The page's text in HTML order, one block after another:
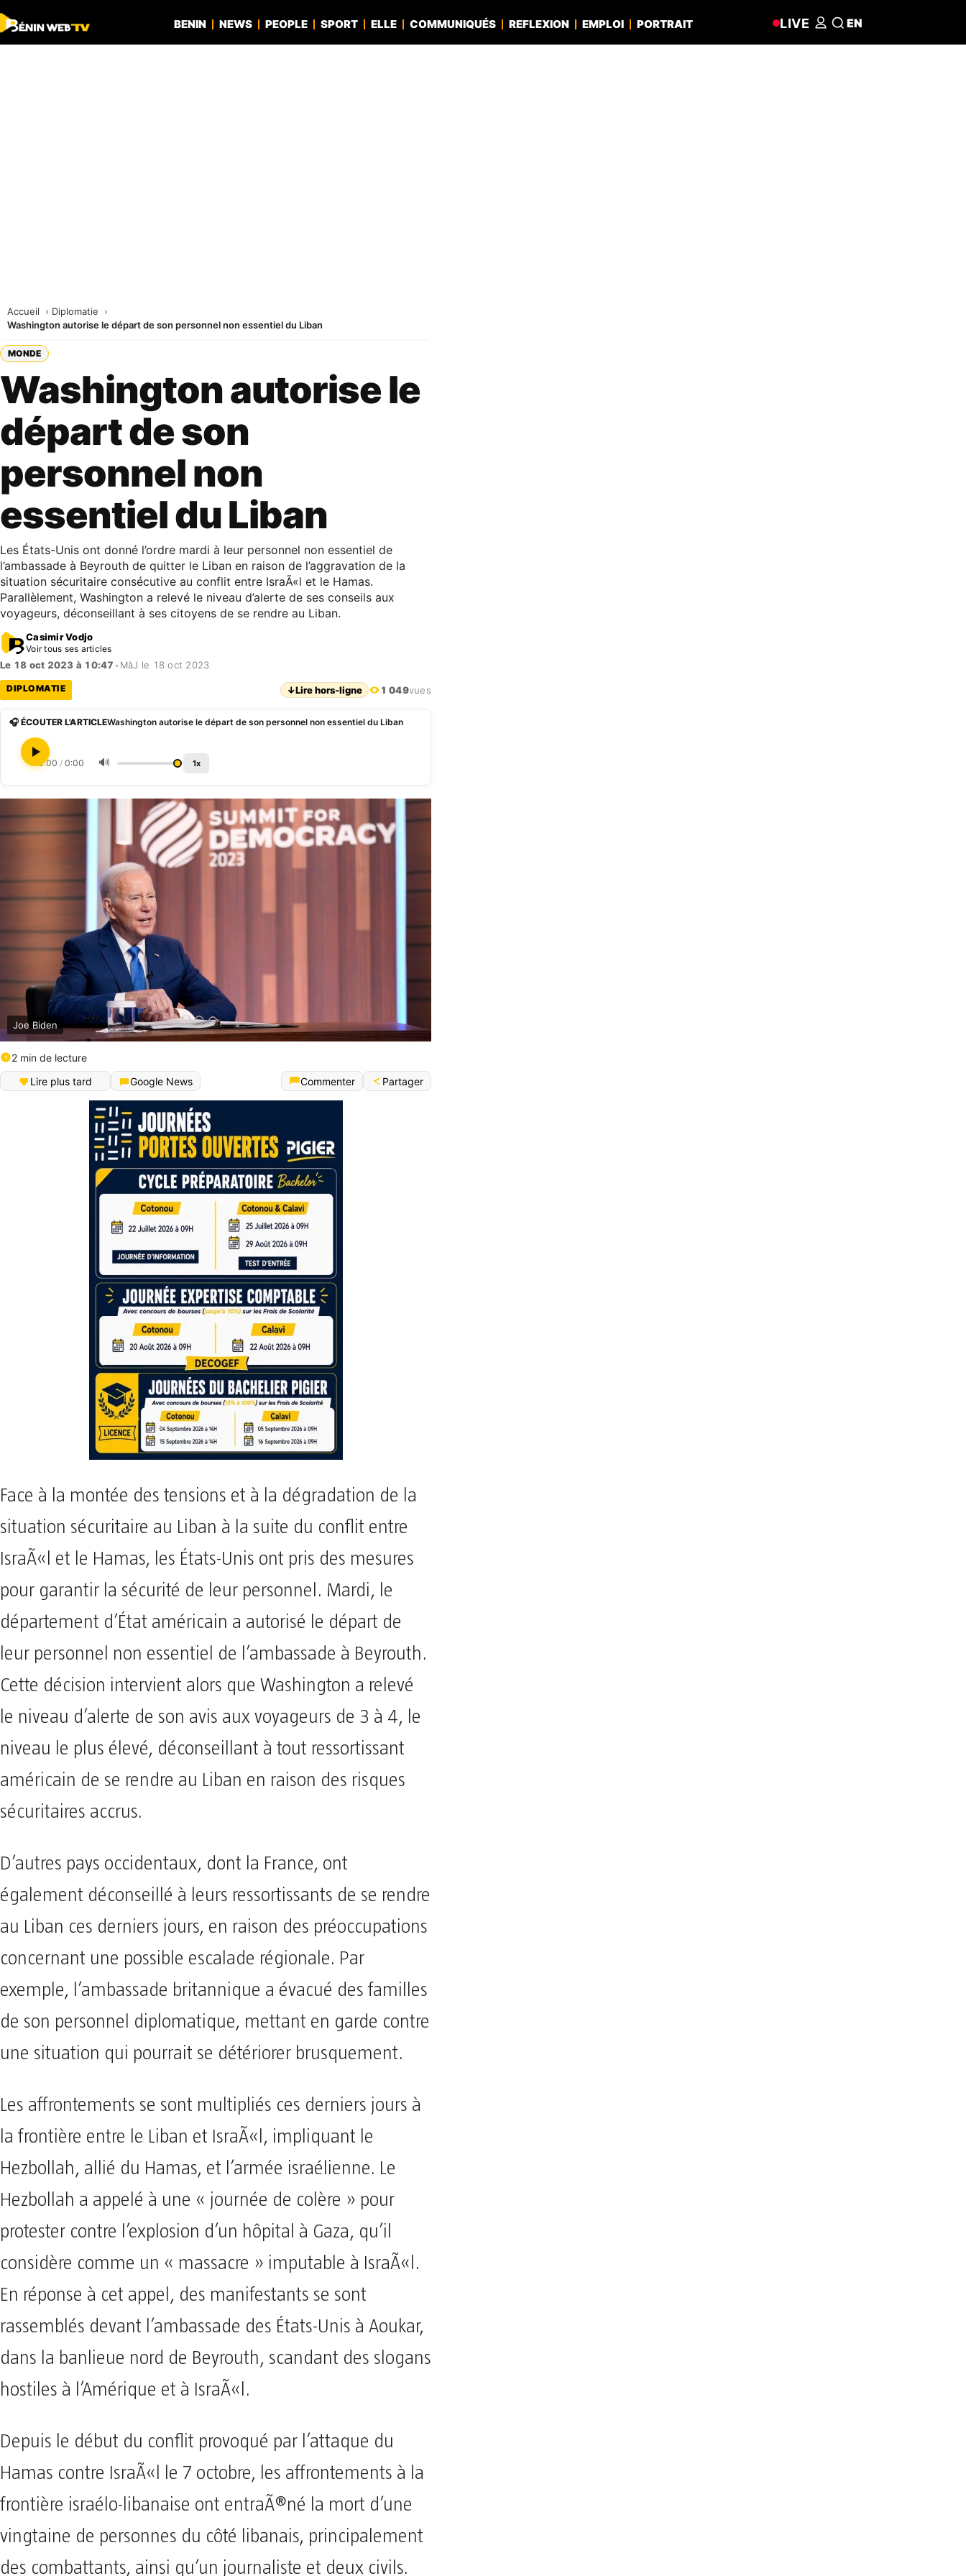
BENIN NEWS PEOPLE SPORT ELLE COMMUNIQUÉS REFLEXION EMPLOI PORTRAIT LIVE EN
Accueil
Diplomatie
Washington autorise le départ de son personnel non essentiel du Liban
MONDE
Washington autorise le
départ de son
personnel non
essentiel du Liban
Les États-Unis ont donné l’ordre mardi à leur personnel non essentiel de
l’ambassade à Beyrouth de quitter le Liban en raison de l’aggravation de la
situation sécuritaire consécutive au conflit entre IsraÃ«l et le Hamas.
Parallèlement, Washington a relevé le niveau d’alerte de ses conseils aux
voyageurs, déconseillant à ses citoyens de se rendre au Liban.
Casimir Vodjo
Voir tous ses articles
Le 18 oct 2023 à 10:47 • MàJ le 18 oct 2023
DIPLOMATIE ↓Lire hors-ligne 1 049vues
🎧 ÉCOUTER L'ARTICLEWashington autorise le départ de son personnel non essentiel du Liban
0:00 / 0:00 🔊 1x
Joe Biden
2 min de lecture
Lire plus tard
Google News Commenter Partager
Face à la montée des tensions et à la dégradation de la
situation sécuritaire au Liban à la suite du conflit entre
IsraÃ«l et le Hamas, les États-Unis ont pris des mesures
pour garantir la sécurité de leur personnel. Mardi, le
département d’État américain a autorisé le départ de
leur personnel non essentiel de l’ambassade à Beyrouth.
Cette décision intervient alors que Washington a relevé
le niveau d’alerte de son avis aux voyageurs de 3 à 4, le
niveau le plus élevé, déconseillant à tout ressortissant
américain de se rendre au Liban en raison des risques
sécuritaires accrus.
D’autres pays occidentaux, dont la France, ont
également déconseillé à leurs ressortissants de se rendre
au Liban ces derniers jours, en raison des préoccupations
concernant une possible escalade régionale. Par
exemple, l’ambassade britannique a évacué des familles
de son personnel diplomatique, mettant en garde contre
une situation qui pourrait se détériorer brusquement.
Les affrontements se sont multipliés ces derniers jours à
la frontière entre le Liban et IsraÃ«l, impliquant le
Hezbollah, allié du Hamas, et l’armée israélienne. Le
Hezbollah a appelé à une « journée de colère » pour
protester contre l’explosion d’un hôpital à Gaza, qu’il
considère comme un « massacre » imputable à IsraÃ«l.
En réponse à cet appel, des manifestants se sont
rassemblés devant l’ambassade des États-Unis à Aoukar,
dans la banlieue nord de Beyrouth, scandant des slogans
hostiles à l’Amérique et à IsraÃ«l.
Depuis le début du conflit provoqué par l’attaque du
Hamas contre IsraÃ«l le 7 octobre, les affrontements à la
frontière israélo-libanaise ont entraÃ®né la mort d’une
vingtaine de personnes du côté libanais, principalement
des combattants, ainsi qu’un journaliste et deux civils.